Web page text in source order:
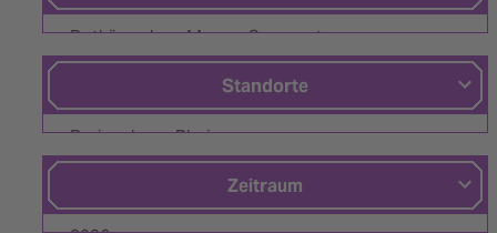
Rotkäppchen-Mumm Corporate
Blanchet
Chantré
Club of Wine
Standorte
Breisach am Rhein
Eltville am Rhein
Zeitraum